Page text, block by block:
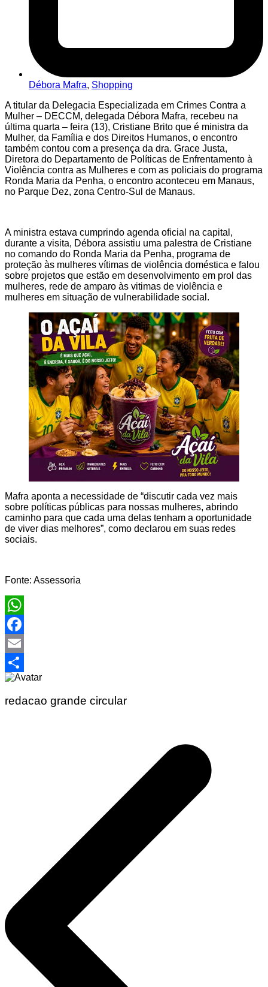
Débora Mafra, Shopping
A titular da Delegacia Especializada em Crimes Contra a
Mulher – DECCM, delegada Débora Mafra, recebeu na
última quarta – feira (13), Cristiane Brito que é ministra da
Mulher, da Família e dos Direitos Humanos, o encontro
também contou com a presença da dra. Grace Justa,
Diretora do Departamento de Políticas de Enfrentamento à
Violência contra as Mulheres e com as policiais do programa
Ronda Maria da Penha, o encontro aconteceu em Manaus,
no Parque Dez, zona Centro-Sul de Manaus.
A ministra estava cumprindo agenda oficial na capital,
durante a visita, Débora assistiu uma palestra de Cristiane
no comando do Ronda Maria da Penha, programa de
proteção às mulheres vítimas de violência doméstica e falou
sobre projetos que estão em desenvolvimento em prol das
mulheres, rede de amparo às vitimas de violência e
mulheres em situação de vulnerabilidade social.
Mafra aponta a necessidade de “discutir cada vez mais
sobre políticas públicas para nossas mulheres, abrindo
caminho para que cada uma delas tenham a oportunidade
de viver dias melhores”, como declarou em suas redes
sociais.
Fonte: Assessoria
WhatsApp
Facebook
Email
Share
redacao grande circular